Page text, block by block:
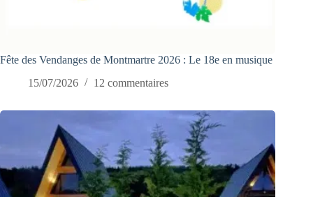
Fête des Vendanges de Montmartre 2026 : Le 18e en musique
15/07/2026
12 commentaires